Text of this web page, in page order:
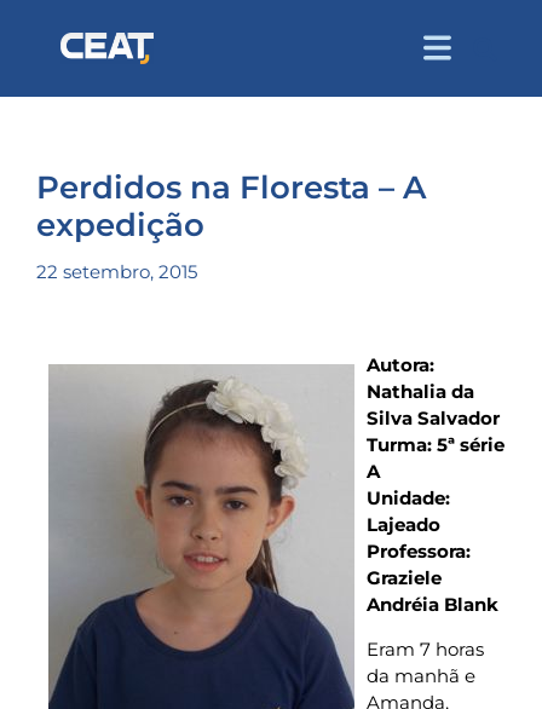
Perdidos na Floresta – A
expedição
22 setembro, 2015
Autora:
Nathalia da
Silva Salvador
Turma: 5ª série
A
Unidade:
Lajeado
Professora:
Graziele
Andréia Blank
Eram 7 horas
da manhã e
Amanda,